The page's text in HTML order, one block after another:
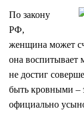
По закону
РФ,
женщина может
она воспитывает
не достиг
быть кровными –
официально